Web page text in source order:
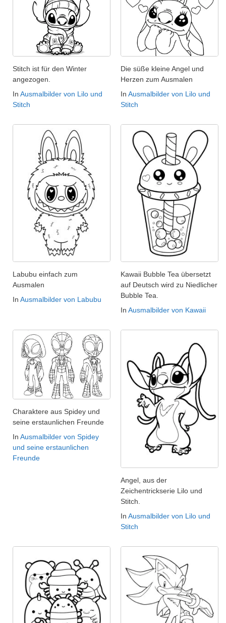
Stitch ist für den Winter
angezogen.
In Ausmalbilder von Lilo und
Stitch
Die süße kleine Angel und
Herzen zum Ausmalen
In Ausmalbilder von Lilo und
Stitch
Labubu einfach zum
Ausmalen
In Ausmalbilder von Labubu
Kawaii Bubble Tea übersetzt
auf Deutsch wird zu Niedlicher
Bubble Tea.
In Ausmalbilder von Kawaii
Charaktere aus Spidey und
seine erstaunlichen Freunde
In Ausmalbilder von Spidey
und seine erstaunlichen
Freunde
Angel, aus der
Zeichentrickserie Lilo und
Stitch.
In Ausmalbilder von Lilo und
Stitch